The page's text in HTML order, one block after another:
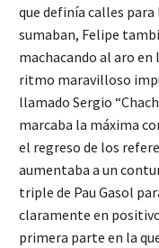
que definía calles
sumaban, Felipe
machacando al aro en
ritmo maravilloso
llamado Sergio
marcaba la máxima
el regreso de los
aumentaba a un
triple de Pau Gasol
claramente en
primera parte en la